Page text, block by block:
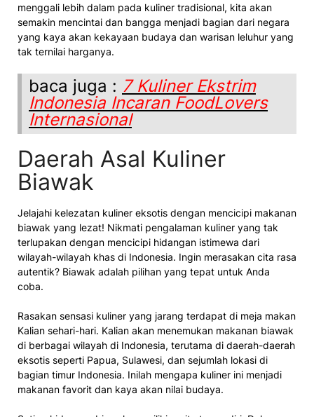
menggali lebih dalam pada kuliner tradisional, kita akan
semakin mencintai dan bangga menjadi bagian dari negara
yang kaya akan kekayaan budaya dan warisan leluhur yang
tak ternilai harganya.
baca juga : 7 Kuliner Ekstrim
Indonesia Incaran FoodLovers
Internasional
Daerah Asal Kuliner
Biawak
Jelajahi kelezatan kuliner eksotis dengan mencicipi makanan
biawak yang lezat! Nikmati pengalaman kuliner yang tak
terlupakan dengan mencicipi hidangan istimewa dari
wilayah-wilayah khas di Indonesia. Ingin merasakan cita rasa
autentik? Biawak adalah pilihan yang tepat untuk Anda
coba.
Rasakan sensasi kuliner yang jarang terdapat di meja makan
Kalian sehari-hari. Kalian akan menemukan makanan biawak
di berbagai wilayah di Indonesia, terutama di daerah-daerah
eksotis seperti Papua, Sulawesi, dan sejumlah lokasi di
bagian timur Indonesia. Inilah mengapa kuliner ini menjadi
makanan favorit dan kaya akan nilai budaya.